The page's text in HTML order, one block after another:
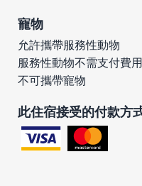
寵物
允許攜帶服務性動物
服務性動物不需支付費
不可攜帶寵物
此住宿接受的付款方